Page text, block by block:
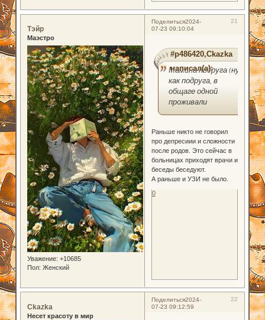
Поделиться 21
2024-
07-23 09:10:04
Тэйр
Маэстро
Уважение: +10685
Пол: Женский
#p486420,Ckazka
написал(а):
Мамина подруга (ну
как подруга, в
общаге одной
проживали
Раньше никто не говорил
про депресиии и сложности
после родов. Это сейчас в
больницах приходят врачи и
беседы беседуют.
А раньше и УЗИ не было.
0
Поделиться 22
2024-
07-23 09:12:59
Ckazka
Несет красоту в мир